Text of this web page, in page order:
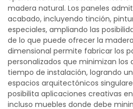
madera natural. Los paneles
acabado, incluyendo tinción,
especiales, ampliando las
de lo que puede ofrecer la
dimensional permite fabricar los
personalizados que minimizan los
tiempo de instalación, logrando
espacios arquitectónicos
posibilita aplicaciones creativas
incluso muebles donde debe